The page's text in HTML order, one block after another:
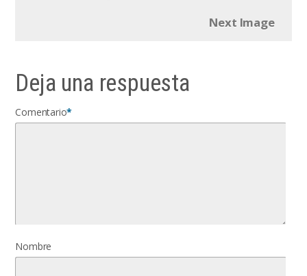
Next Image
Deja una respuesta
Comentario*
Nombre